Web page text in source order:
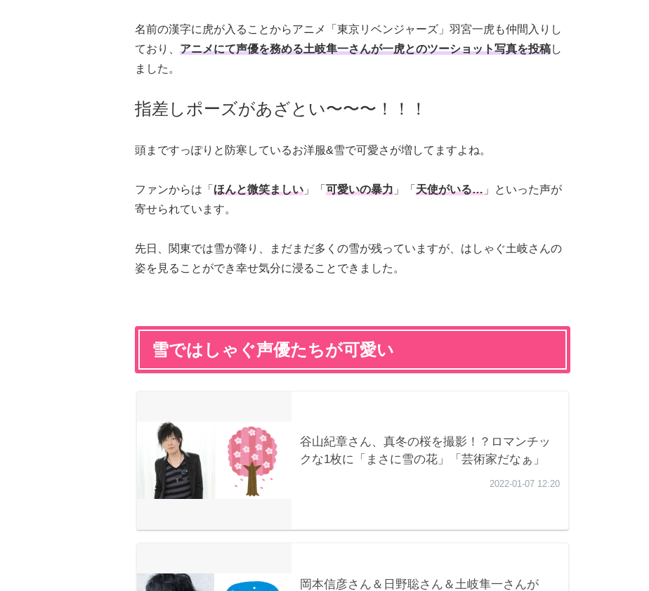
名前の漢字に虎が入ることからアニメ「東京リベンジャーズ」羽宮一虎も仲間入りし
ており、 アニメにて声優を務める土岐隼一さんが一虎とのツーショット写真を投稿し
ました。
指差しポーズがあざとい〜〜〜！！！
頭まですっぽりと防寒しているお洋服&雪で可愛さが増してますよね。
ファンからは「 ほんと微笑ましい 」「 可愛いの暴力 」「 天使がいる… 」といった声が
寄せられています。
先日、関東では雪が降り、まだまだ多くの雪が残っていますが、はしゃぐ土岐さんの
姿を見ることができ幸せ気分に浸ることできました。
雪ではしゃぐ声優たちが可愛い